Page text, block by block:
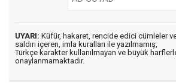
UYARI: Küfür, hakaret, rencide edici cümleler
saldırı içeren, imla kuralları ile yazılmamış,
Türkçe karakter kullanılmayan ve büyük
onaylanmamaktadır.